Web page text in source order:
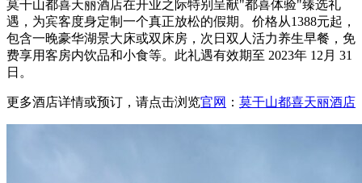
莫干山都喜天丽酒店在开业之际特别呈献"都喜体验"臻选礼
遇，为宾客度身定制一个真正放松的假期。价格从1388元起，
包含一晚豪华湖景大床或双床房，次日双人活力养生早餐，免
费享用客房内饮品和小食等。此礼遇有效期至 2023年 12月 31
日。
更多酒店详情或预订，请点击浏览官网 ： 莫干山都喜天丽酒店